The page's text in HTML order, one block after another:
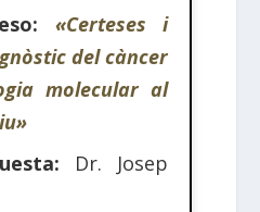
«Certeses i
del càncer
molecular al
Dr. Josep